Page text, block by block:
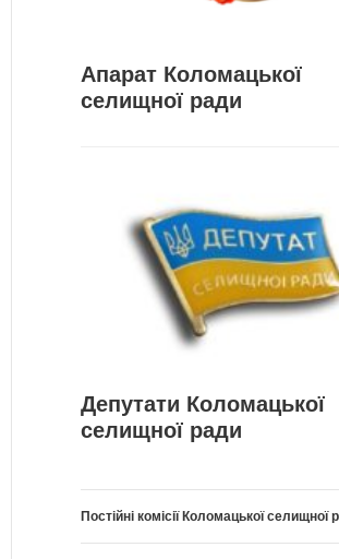
Апарат Коломацької
селищної ради
Депутати Коломацької
селищної ради
Постійні комісії Коломацької селищної